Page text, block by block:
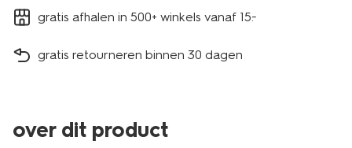
gratis afhalen in 500+ winkels vanaf 15.-
gratis retourneren binnen 30 dagen
over dit product